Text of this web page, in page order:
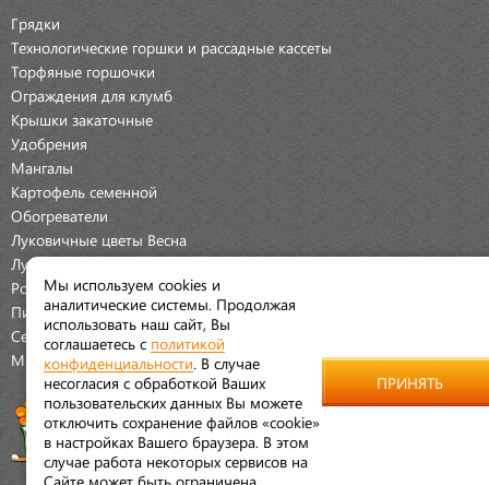
Грядки
Технологические горшки и рассадные кассеты
Торфяные горшочки
Ограждения для клумб
Крышки закаточные
Удобрения
Мангалы
Картофель семенной
Обогреватели
Луковичные цветы Весна
Луковичные цветы Осень
Розы
Пионы
Семена Овощей
Мраморная крошка
Мы используем cookies и
аналитические системы. Продолжая
использовать наш сайт, Вы
соглашаетесь с политикой
конфиденциальности . В случае
несогласия с обработкой Ваших
пользовательских данных Вы можете
отключить сохранение файлов «cookie»
в настройках Вашего браузера. В этом
случае работа некоторых сервисов на
Сайте может быть ограничена.
ПРИНЯТЬ